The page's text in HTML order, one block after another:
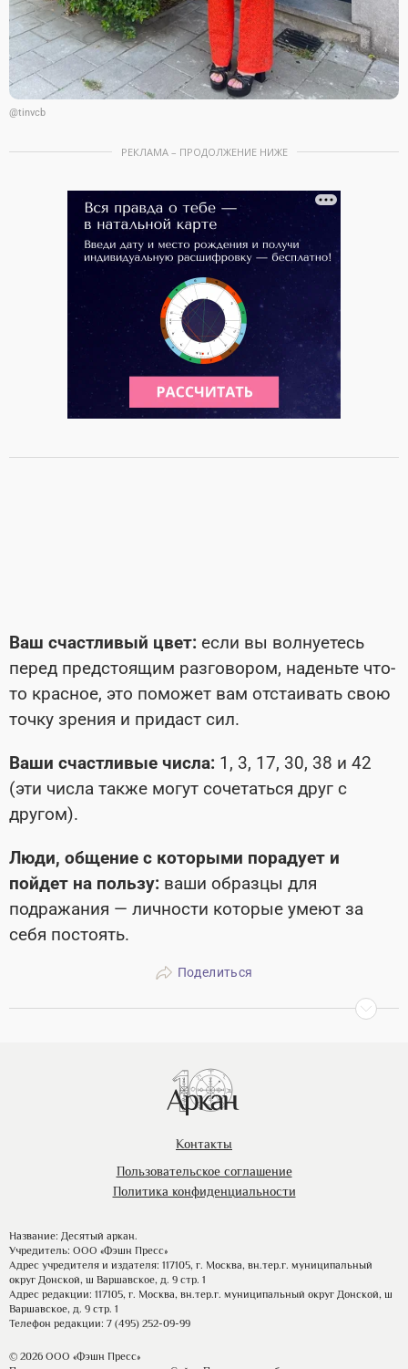
@tinvcb
РЕКЛАМА – ПРОДОЛЖЕНИЕ НИЖЕ
Ваш счастливый цвет: если вы волнуетесь
перед предстоящим разговором, наденьте что-
то красное, это поможет вам отстаивать свою
точку зрения и придаст сил.
Ваши счастливые числа: 1, 3, 17, 30, 38 и 42
(эти числа также могут сочетаться друг с
другом).
Люди, общение с которыми порадует и
пойдет на пользу: ваши образцы для
подражания — личности которые умеют за
себя постоять.
Поделиться
Контакты
Пользовательское соглашение
Политика конфиденциальности
Название: Десятый аркан.
Учредитель: ООО «Фэшн Пресс»
Адрес учредителя и издателя: 117105, г. Москва, вн.тер.г. муниципальный
округ Донской, ш Варшавское, д. 9 стр. 1
Адрес редакции: 117105, г. Москва, вн.тер.г. муниципальный округ Донской, ш
Варшавское, д. 9 стр. 1
Телефон редакции: 7 (495) 252-09-99
© 2026 ООО «Фэшн Пресс»